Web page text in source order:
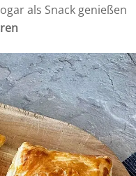
als Snack genießen